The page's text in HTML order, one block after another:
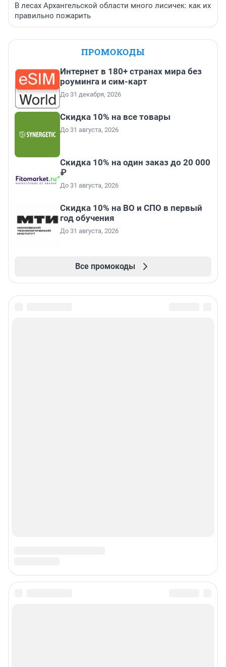
В лесах Архангельской области много лисичек: как их
правильно пожарить
ПРОМОКОДЫ
Интернет в 180+ странах мира без
роуминга и сим-карт
До 31 декабря, 2026
Скидка 10% на все товары
До 31 августа, 2026
Скидка 10% на один заказ до 20 000
₽
До 31 августа, 2026
Скидка 10% на ВО и СПО в первый
год обучения
До 31 августа, 2026
Все промокоды